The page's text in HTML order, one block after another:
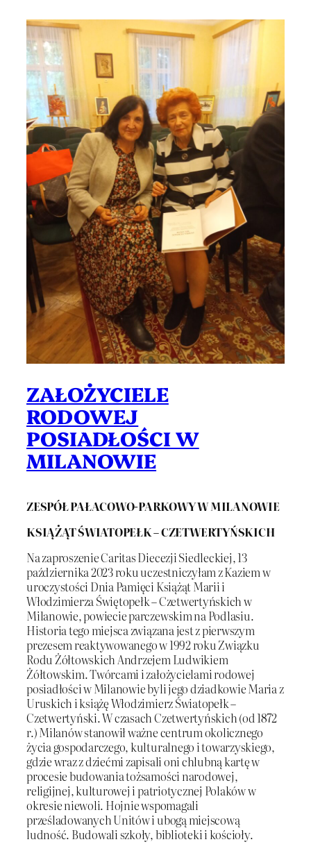
ZAŁOŻYCIELE
RODOWEJ
POSIADŁOŚCI W
MILANOWIE
ZESPÓŁ PAŁACOWO-PARKOWY W MILANOWIE
KSIĄŻĄT ŚWIATOPEŁK – CZETWERTYŃSKICH
Na zaproszenie Caritas Diecezji Siedleckiej, 13
października 2023 roku uczestniczyłam z Kaziem w
uroczystości Dnia Pamięci Książąt Marii i
Włodzimierza Świętopełk – Czetwertyńskich w
Milanowie, powiecie parczewskim na Podlasiu.
Historia tego miejsca związana jest z pierwszym
prezesem reaktywowanego w 1992 roku Związku
Rodu Żółtowskich Andrzejem Ludwikiem
Żółtowskim. Twórcami i założycielami rodowej
posiadłości w Milanowie byli jego dziadkowie Maria z
Uruskich i książę Włodzimierz Światopełk –
Czetwertyński. W czasach Czetwertyńskich (od 1872
r.) Milanów stanowił ważne centrum okolicznego
życia gospodarczego, kulturalnego i towarzyskiego,
gdzie wraz z dziećmi zapisali oni chlubną kartę w
procesie budowania tożsamości narodowej,
religijnej, kulturowej i patriotycznej Polaków w
okresie niewoli. Hojnie wspomagali
prześladowanych Unitów i ubogą miejscową
ludność. Budowali szkoły, biblioteki i kościoły.